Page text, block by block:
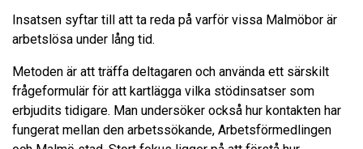
Insatsen syftar till att ta reda på varför vissa Malmöbor är
arbetslösa under lång tid.
Metoden är att träffa deltagaren och använda ett särskilt
frågeformulär för att kartlägga vilka stödinsatser som
erbjudits tidigare. Man undersöker också hur kontakten har
fungerat mellan den arbetssökande, Arbetsförmedlingen